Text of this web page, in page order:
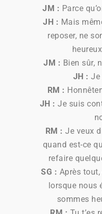
JM : Parce
JH : Mais
reposer, ne
JM : Bien sûr,
JH : Je
RM :
JH : Je suis
RM : Je veux
quand est-ce
refaire
SG : Après
lorsque nous
sommes